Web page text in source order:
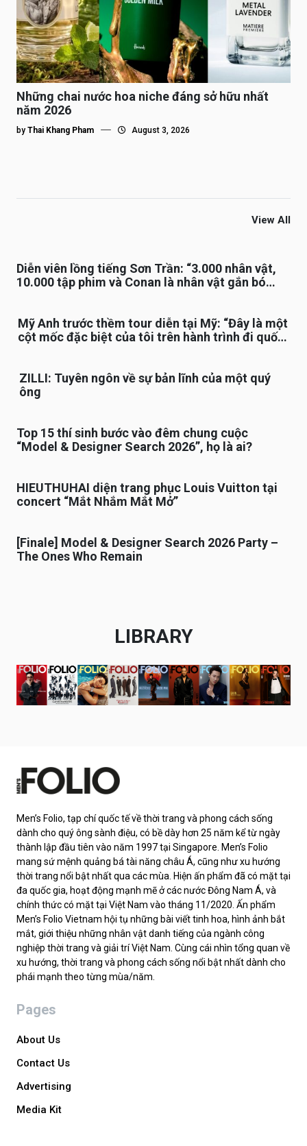
Những chai nước hoa niche đáng sở hữu nhất
năm 2026
by Thai Khang Pham August 3, 2026
View All
Diễn viên lồng tiếng Sơn Trần: “3.000 nhân vật,
10.000 tập phim và Conan là nhân vật gắn bó
Mỹ Anh trước thềm tour diễn tại Mỹ: “Đây là một
cột mốc đặc biệt của tôi trên hành trình đi quốc
ZILLI: Tuyên ngôn về sự bản lĩnh của một quý
ông
Top 15 thí sinh bước vào đêm chung cuộc
“Model & Designer Search 2026”, họ là ai?
HIEUTHUHAI diện trang phục Louis Vuitton tại
concert “Mắt Nhắm Mắt Mở”
[Finale] Model & Designer Search 2026 Party –
The Ones Who Remain
LIBRARY
Men’s Folio, tạp chí quốc tế về thời trang và phong cách sống
dành cho quý ông sành điệu, có bề dày hơn 25 năm kể từ ngày
thành lập đầu tiên vào năm 1997 tại Singapore. Men’s Folio
mang sứ mệnh quảng bá tài năng châu Á, cũng như xu hướng
thời trang nổi bật nhất qua các mùa. Hiện ấn phẩm đã có mặt tại
đa quốc gia, hoạt động mạnh mẽ ở các nước Đông Nam Á, và
chính thức có mặt tại Việt Nam vào tháng 11/2020. Ấn phẩm
Men’s Folio Vietnam hội tụ những bài viết tinh hoa, hình ảnh bắt
mắt, giới thiệu những nhân vật danh tiếng của ngành công
nghiệp thời trang và giải trí Việt Nam. Cùng cái nhìn tổng quan về
xu hướng, thời trang và phong cách sống nổi bật nhất dành cho
phái mạnh theo từng mùa/năm.
Pages
About Us
Contact Us
Advertising
Media Kit